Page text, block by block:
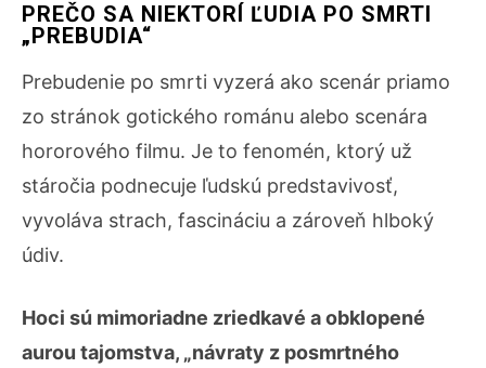
PREČO SA NIEKTORÍ ĽUDIA PO SMRTI
„PREBUDIA“
Prebudenie po smrti vyzerá ako scenár priamo
zo stránok gotického románu alebo scenára
hororového filmu. Je to fenomén, ktorý už
stáročia podnecuje ľudskú predstavivosť,
vyvoláva strach, fascináciu a zároveň hlboký
údiv.
Hoci sú mimoriadne zriedkavé a obklopené
aurou tajomstva, „návraty z posmrtného